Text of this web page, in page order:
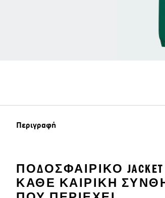
Περιγραφή
ΠΟΔΟΣΦΑΙΡΙΚΌ
ΚΆΘΕ ΚΑΙΡΙΚΉ